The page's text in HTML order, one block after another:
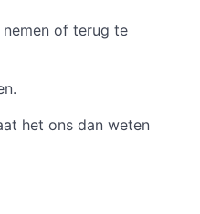
of terug te
het ons dan weten